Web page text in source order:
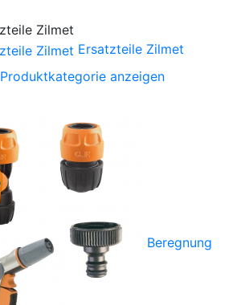
Ersatzteile Zilmet
Produktkategorie anzeigen
Beregnung